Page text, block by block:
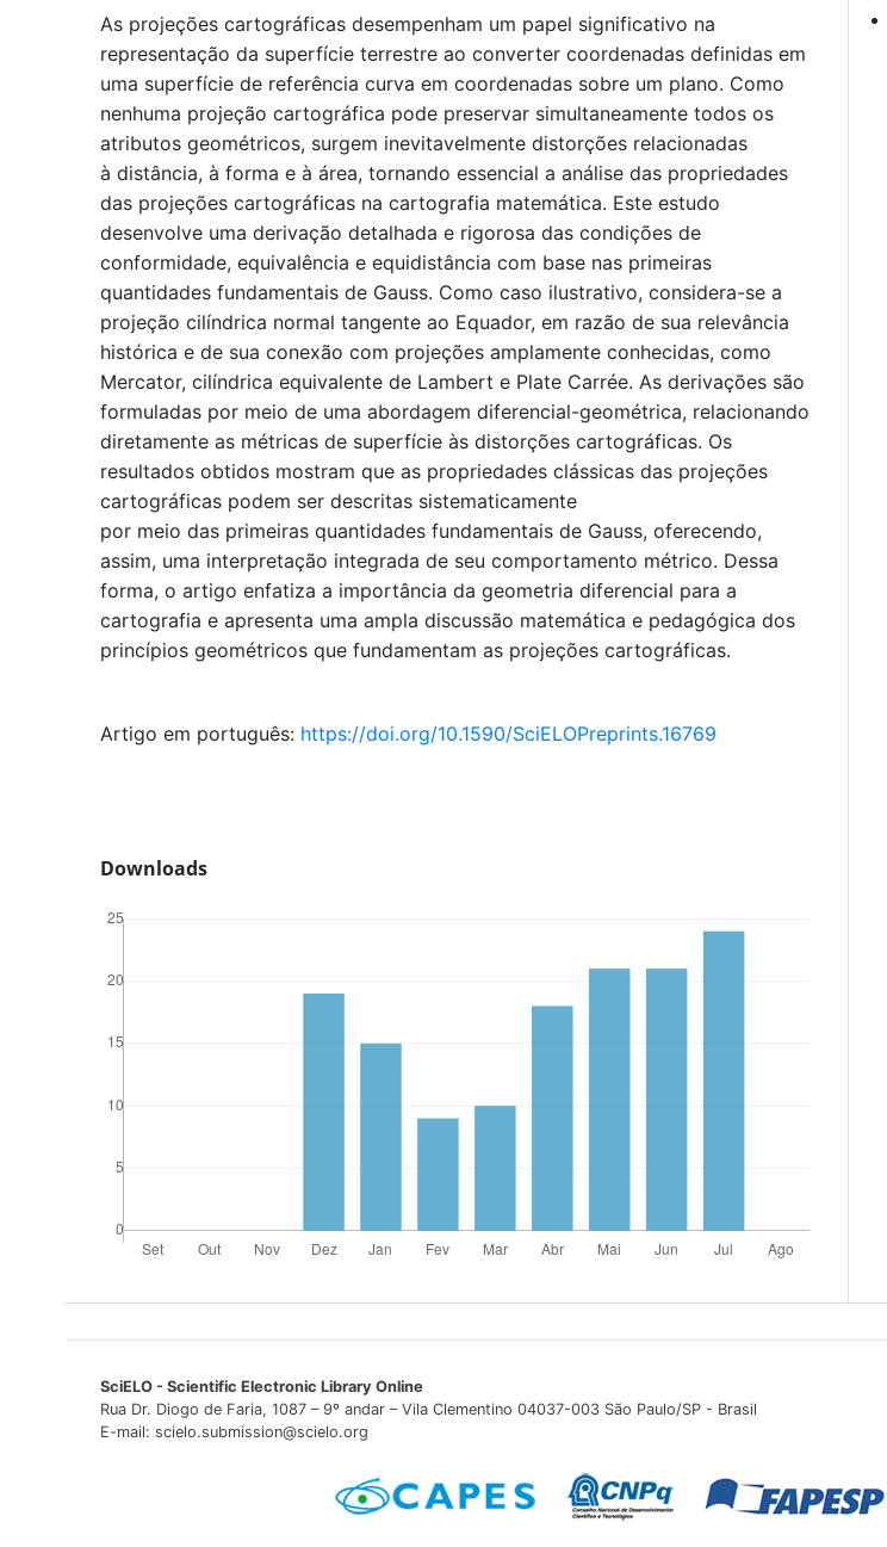
As projeções cartográficas desempenham um papel significativo na
representação da superfície terrestre ao converter coordenadas definidas em
uma superfície de referência curva em coordenadas sobre um plano. Como
nenhuma projeção cartográfica pode preservar simultaneamente todos os
atributos geométricos, surgem inevitavelmente distorções relacionadas
à distância, à forma e à área, tornando essencial a análise das propriedades
das projeções cartográficas na cartografia matemática. Este estudo
desenvolve uma derivação detalhada e rigorosa das condições de
conformidade, equivalência e equidistância com base nas primeiras
quantidades fundamentais de Gauss. Como caso ilustrativo, considera-se a
projeção cilíndrica normal tangente ao Equador, em razão de sua relevância
histórica e de sua conexão com projeções amplamente conhecidas, como
Mercator, cilíndrica equivalente de Lambert e Plate Carrée. As derivações são
formuladas por meio de uma abordagem diferencial-geométrica, relacionando
diretamente as métricas de superfície às distorções cartográficas. Os
resultados obtidos mostram que as propriedades clássicas das projeções
cartográficas podem ser descritas sistematicamente
por meio das primeiras quantidades fundamentais de Gauss, oferecendo,
assim, uma interpretação integrada de seu comportamento métrico. Dessa
forma, o artigo enfatiza a importância da geometria diferencial para a
cartografia e apresenta uma ampla discussão matemática e pedagógica dos
princípios geométricos que fundamentam as projeções cartográficas.
Artigo em português: https://doi.org/10.1590/SciELOPreprints.16769
Downloads
SciELO - Scientific Electronic Library Online
Rua Dr. Diogo de Faria, 1087 – 9º andar – Vila Clementino 04037-003 São Paulo/SP - Brasil
E-mail: scielo.submission@scielo.org